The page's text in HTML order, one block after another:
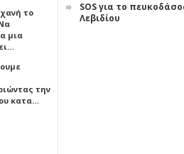
το
μια
την
κατα…
SOS για το
Λεβιδίου